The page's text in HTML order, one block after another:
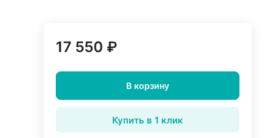
17 550 ₽
В корзину
Купить в 1 клик